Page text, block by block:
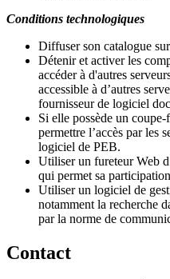
Conditions technologiques
Diffuser son catalogue
Détenir et activer les
accéder à d'autres
accessible à d’autres
fournisseur de logiciel
Si elle possède un
permettre l’accès par les
logiciel de PEB.
Utiliser un fureteur Web d
qui permet sa
Utiliser un logiciel de
notamment la recherche
par la norme de
Contact